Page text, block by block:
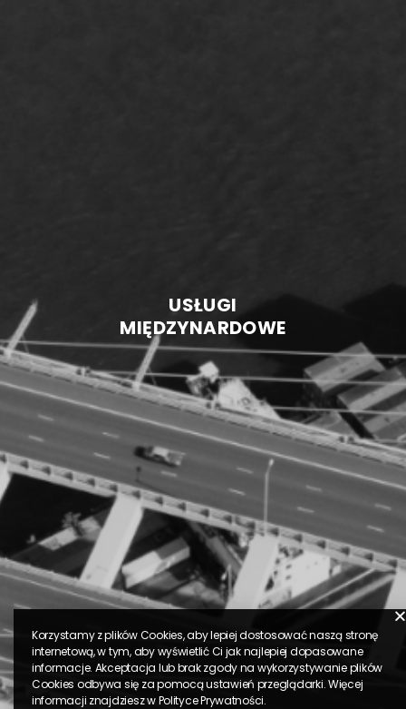
USŁUGI
MIĘDZYNARDOWE
Korzystamy z plików Cookies, aby lepiej dostosować naszą stronę
internetową, w tym, aby wyświetlić Ci jak najlepiej dopasowane
informacje. Akceptacja lub brak zgody na wykorzystywanie plików
Cookies odbywa się za pomocą ustawień przeglądarki. Więcej
informacji znajdziesz wPolityce Prywatności.